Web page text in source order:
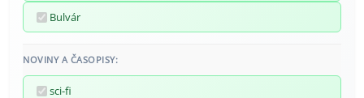
Bulvár
NOVINY A ČASOPISY:
sci-fi